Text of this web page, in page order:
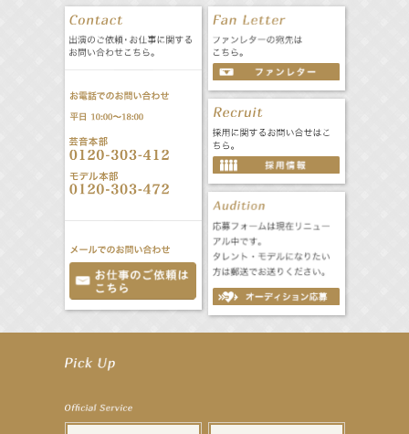
【昆虫ハンター牧田習】MARK IS 葛飾かなまち「キッズアライズ 昆虫ふしぎ発見隊」
【井頭愛海】『NEXCO西日本』TV-CM開始
【工藤綾乃】8月7日（金）スタート FOD SHORT『女優は毛穴まで嘘をつく』出演決定！